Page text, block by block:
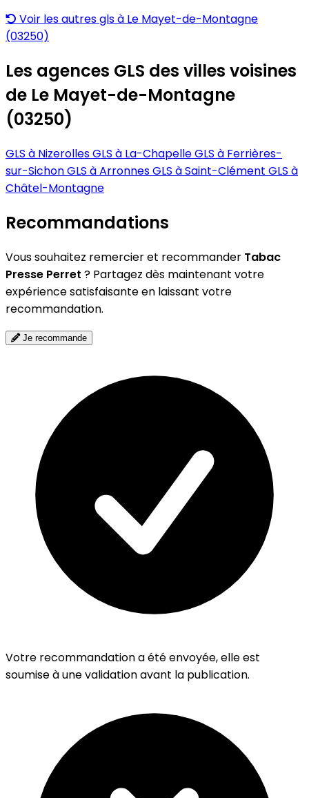
Voir les autres gls à Le Mayet-de-Montagne
(03250)
Les agences GLS des villes voisines
de Le Mayet-de-Montagne
(03250)
GLS à NizerollesGLS à La-ChapelleGLS à Ferrières-
sur-SichonGLS à ArronnesGLS à Saint-Clément GLS à
Châtel-Montagne
Recommandations
Vous souhaitez remercier et recommander Tabac
Presse Perret ? Partagez dès maintenant votre
expérience satisfaisante en laissant votre
recommandation.
Je recommande
Votre recommandation a été envoyée, elle est
soumise à une validation avant la publication.